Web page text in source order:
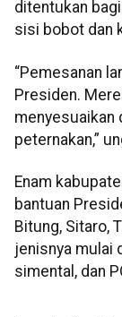
ditentukan
sisi bobot dan
“Pemesanan
Presiden.
menyesuaikan
peternakan,”
Enam
bantuan
Bitung, Sitaro,
jenisnya mulai
simental, dan